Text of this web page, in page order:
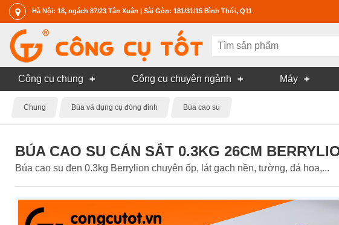
Hà Nội: 18, ngách 87/23 Tân Xuân | Sài Gòn: 181/31/15 Bình Thới, Q11
Công cụ chung Công cụ chuyên ngành Máy
Chung Búa và dụng cụ đóng đinh Búa cao su
BÚA CAO SU CÁN SẮT 0.3KG 26CM
Búa cao su đen 0.3kg Berrylion chuyên ốp, lát gạch nền, tường, đá hoa,...